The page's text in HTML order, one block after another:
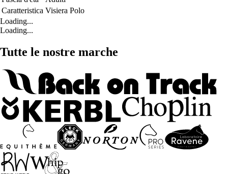
Caratteristica Visiera Polo
Loading...
Loading...
Tutte le nostre marche